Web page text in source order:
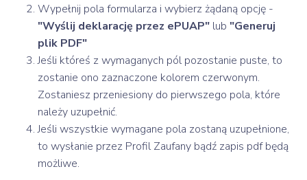
Wypełnij pola formularza i wybierz żądaną opcję -
"Wyślij deklarację przez ePUAP" lub "Generuj
plik PDF"
Jeśli któreś z wymaganych pól pozostanie puste, to
zostanie ono zaznaczone kolorem czerwonym.
Zostaniesz przeniesiony do pierwszego pola, które
należy uzupełnić.
Jeśli wszystkie wymagane pola zostaną uzupełnione,
to wysłanie przez Profil Zaufany bądź zapis pdf będą
możliwe.